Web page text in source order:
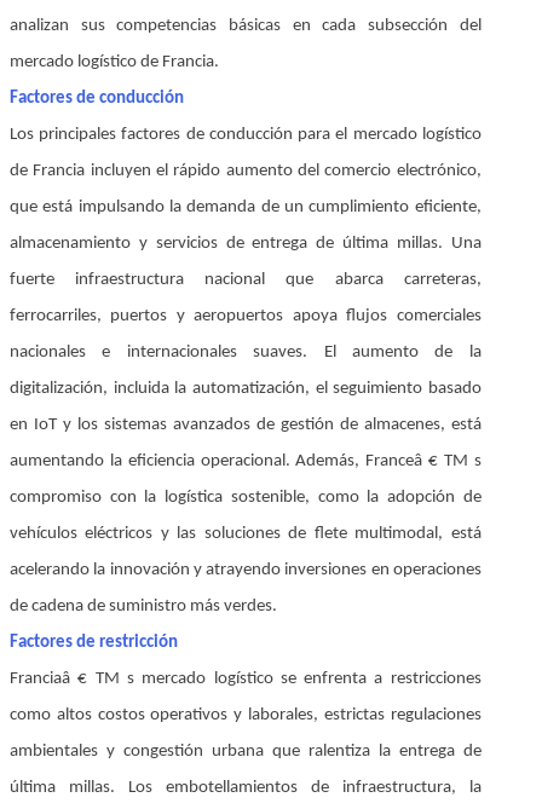
analizan sus competencias básicas en cada subsección del
mercado logístico de Francia.
Factores de conducción
Los principales factores de conducción para el mercado logístico
de Francia incluyen el rápido aumento del comercio electrónico,
que está impulsando la demanda de un cumplimiento eficiente,
almacenamiento y servicios de entrega de última millas. Una
fuerte infraestructura nacional que abarca carreteras,
ferrocarriles, puertos y aeropuertos apoya flujos comerciales
nacionales e internacionales suaves. El aumento de la
digitalización, incluida la automatización, el seguimiento basado
en IoT y los sistemas avanzados de gestión de almacenes, está
aumentando la eficiencia operacional. Además, Franceâ € TM s
compromiso con la logística sostenible, como la adopción de
vehículos eléctricos y las soluciones de flete multimodal, está
acelerando la innovación y atrayendo inversiones en operaciones
de cadena de suministro más verdes.
Factores de restricción
Franciaâ € TM s mercado logístico se enfrenta a restricciones
como altos costos operativos y laborales, estrictas regulaciones
ambientales y congestión urbana que ralentiza la entrega de
última millas. Los embotellamientos de infraestructura, la